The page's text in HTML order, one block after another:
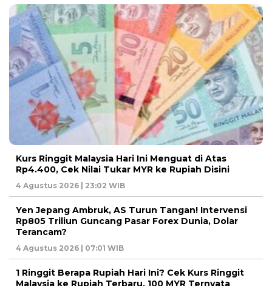
Kurs Ringgit Malaysia Hari Ini Menguat di Atas
Rp4.400, Cek Nilai Tukar MYR ke Rupiah Disini
4 Agustus 2026 | 23:02 WIB
Yen Jepang Ambruk, AS Turun Tangan! Intervensi
Rp805 Triliun Guncang Pasar Forex Dunia, Dolar
Terancam?
4 Agustus 2026 | 07:01 WIB
1 Ringgit Berapa Rupiah Hari Ini? Cek Kurs Ringgit
Malaysia ke Rupiah Terbaru, 100 MYR Ternyata